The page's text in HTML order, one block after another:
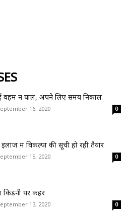
वहम न पालें, अपने लिए समय निकालें
16, 2020 0
में विकल्पों की सूची हो रही तैयार
15, 2020 0
किडनी पर कहर
13, 2020 0